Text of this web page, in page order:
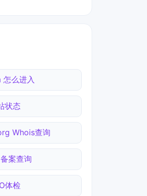
么进入
状态
Whois查询
案查询
体检